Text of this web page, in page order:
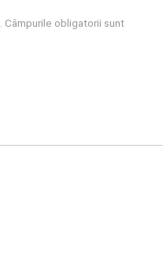
Câmpurile obligatorii sunt